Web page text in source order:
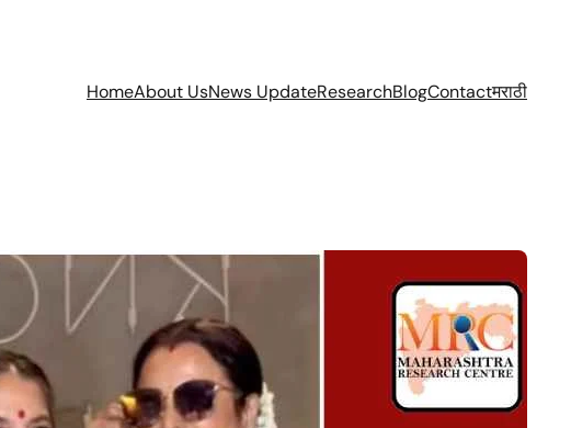
HomeAbout UsNews UpdateResearchBlogContactमराठी